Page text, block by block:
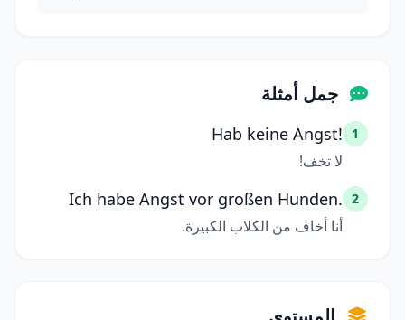
جمل أمثلة
1
Hab keine Angst!
لا تخف!
2
Ich habe Angst vor großen Hunden.
أنا أخاف من الكلاب الكبيرة.